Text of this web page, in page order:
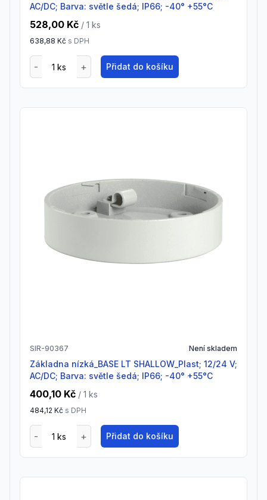
AC/DC; Barva: světle šedá; IP66; -40° +55°C
528,00 Kč / 1 ks
638,88 Kč s DPH
Přidat do košíku
SIR-90367 Není skladem
Základna nízká_BASE LT SHALLOW_Plast; 12/24 V;
AC/DC; Barva: světle šedá; IP66; -40° +55°C
400,10 Kč / 1 ks
484,12 Kč s DPH
Přidat do košíku